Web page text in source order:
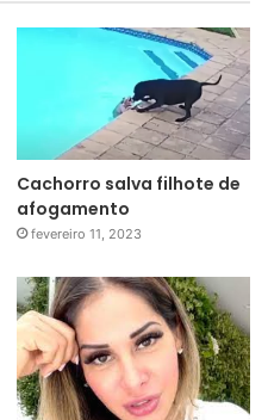
Cachorro salva filhote de
afogamento
fevereiro 11, 2023